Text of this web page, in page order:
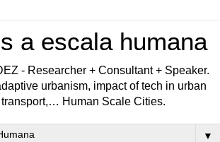
a escala humana
- Researcher + Consultant + Speaker.
urbanism, impact of tech in urban
transport,… Human Scale Cities.
▼